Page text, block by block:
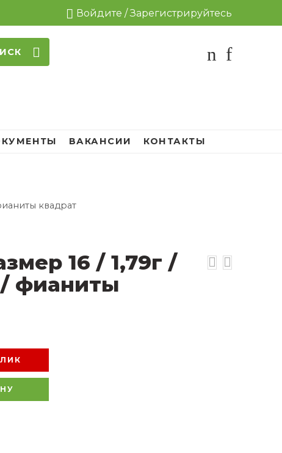
Войдите / Зарегистрируйтесь
ВАКАНСИИ КОНТАКТЫ
квадрат
16 / 1,79г /
/ фианиты